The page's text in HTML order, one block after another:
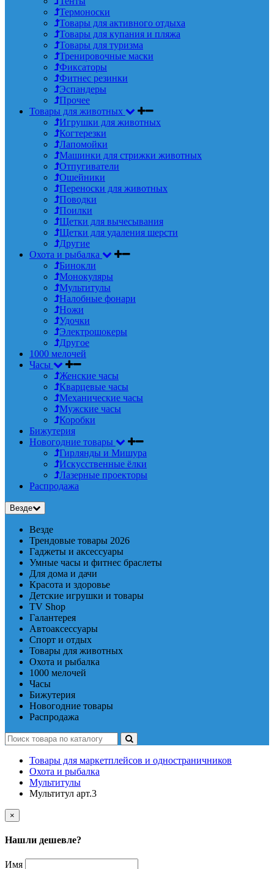
Термоноски
Товары для активного отдыха
Товары для купания и пляжа
Товары для туризма
Тренировочные маски
Фиксаторы
Фитнес резинки
Эспандеры
Прочее
Товары для животных
Игрушки для животных
Когтерезки
Лапомойки
Машинки для стрижки животных
Отпугиватели
Ошейники
Переноски для животных
Поводки
Поилки
Щетки для вычесывания
Щетки для удаления шерсти
Другие
Охота и рыбалка
Бинокли
Монокуляры
Мультитулы
Налобные фонари
Ножи
Удочки
Электрошокеры
Другое
1000 мелочей
Часы
Женские часы
Кварцевые часы
Механические часы
Мужские часы
Коробки
Бижутерия
Новогодние товары
Гирлянды и Мишура
Искусственные ёлки
Лазерные проекторы
Распродажа
Везде
Везде
Трендовые товары 2026
Гаджеты и аксессуары
Умные часы и фитнес браслеты
Для дома и дачи
Красота и здоровье
Детские игрушки и товары
TV Shop
Галантерея
Автоаксессуары
Спорт и отдых
Товары для животных
Охота и рыбалка
1000 мелочей
Часы
Бижутерия
Новогодние товары
Распродажа
Товары для маркетплейсов и одностраничников
Охота и рыбалка
Мультитулы
Мультитул арт.3
×
Нашли дешевле?
Имя